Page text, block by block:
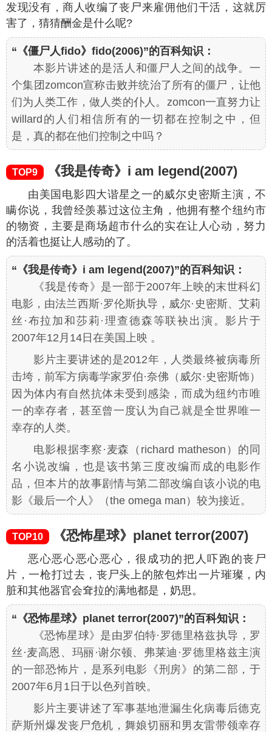
发现没有，商人收编了丧尸来雇佣他们干活，这就厉
害了，猜猜酬金是什么呢?
“《僵尸人fido》fido(2006)”的百科知识：
本影片讲述的是活人和僵尸人之间的战争。一
个集团zomcon宣称击败并统治了所有的僵尸，让他
们为人类工作，做人类的仆人。zomcon一直努力让
willard的人们相信所有的一切都在控制之中，但
是，真的都在他们控制之中吗？
TOP9 《我是传奇》i am legend(2007)
由美国电影四大谐星之一的威尔史密斯主演，不
瞒你说，我曾经羡慕过这位主角，他拥有整个纽约市
的物资，主要是商场超市什么的实在让人心动，努力
的活着也挺让人感动的了。
“《我是传奇》i am legend(2007)”的百科知识：
《我是传奇》是一部于2007年上映的末世科幻
电影，由法兰西斯·罗伦斯执导，威尔·史密斯、艾莉
丝·布拉加和莎莉·理查德森等联袂出演。影片于
2007年12月14日在美国上映 。
影片主要讲述的是2012年，人类最终被病毒所
击垮，前军方病毒学家罗伯·奈佛 （威尔·史密斯饰）
因为体内有自然抗体未受到感染，而成为纽约市唯
一的幸存者，甚至曾一度认为自己就是全世界唯一
幸存的人类。
电影根据李察·麦森
（richard matheson） 的同
名小说改编，也是该书第三度改编而成的电影作
品，但本片的故事剧情与第二部改编自该小说的电
影《最后一个人》
（the omega man） 较为接近。
TOP10 《恐怖星球》planet terror(2007)
恶心恶心恶心恶心，很成功的把人吓跑的丧尸
片，一枪打过去，丧尸头上的脓包炸出一片璀璨，内
脏和其他器官会耷拉的满地都是，奶思。
“《恐怖星球》planet terror(2007)”的百科知识：
《恐怖星球》是由罗伯特·罗德里格兹执导，罗
丝·麦高恩、玛丽·谢尔顿、弗莱迪·罗德里格兹主演
的一部恐怖片，是系列电影《刑房》的第二部，于
2007年6月1日于以色列首映。
影片主要讲述了军事基地泄漏生化病毒后德克
萨斯州爆发丧尸危机，舞娘切丽和男友雷带领幸存